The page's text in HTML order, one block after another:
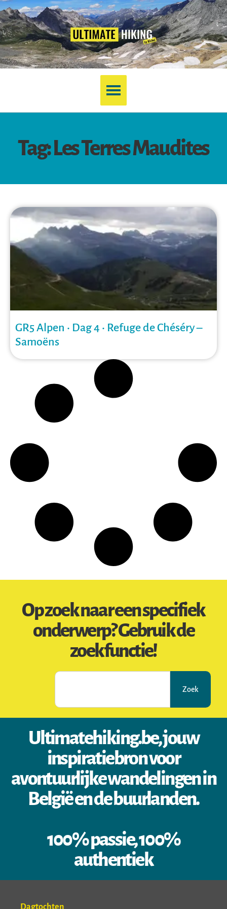
Tag: Les Terres Maudites
GR5 Alpen • Dag 4 • Refuge de Chéséry –
Samoëns
Op zoek naar een specifiek
onderwerp? Gebruik de
zoekfunctie!
Zoek
Ultimatehiking.be, jouw
inspiratiebron voor
avontuurlijke wandelingen in
België en de buurlanden.
100% passie, 100%
authentiek
Dagtochten